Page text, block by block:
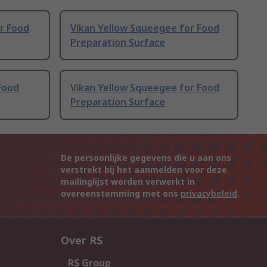
Food
Vikan Yellow Squeegee for Food
Preparation Surface
Vikan Yellow Squeegee for Food
Preparation Surface
De persoonlijke gegevens die u aan ons
verstrekt bij het aanmelden voor deze
mailinglijst worden verwerkt in
overeenstemming met ons privacybeleid.
Over RS
RS Group